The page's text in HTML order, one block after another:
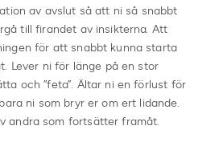
av avslut så att ni så snabbt
till firandet av insikterna. Att
för att snabbt kunna starta
Lever ni för länge på en stor
och ”feta”. Ältar ni en förlust för
ni som bryr er om ert lidande.
andra som fortsätter framåt.